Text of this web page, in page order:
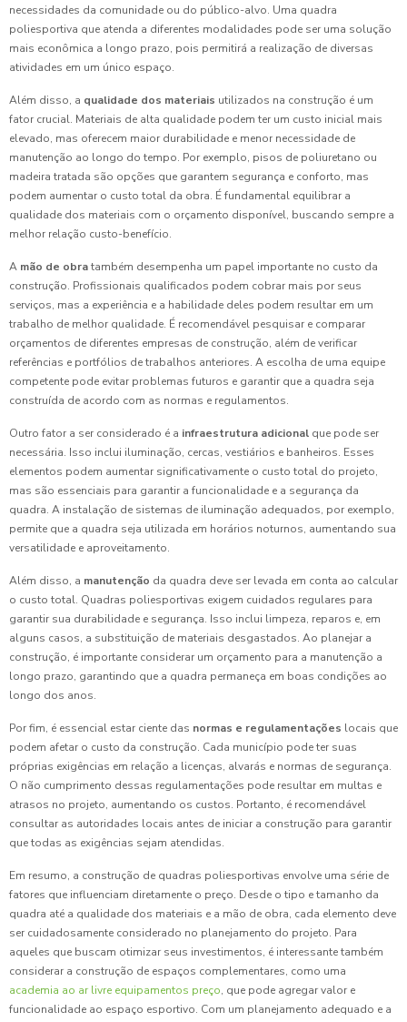
necessidades da comunidade ou do público-alvo. Uma quadra
poliesportiva que atenda a diferentes modalidades pode ser uma solução
mais econômica a longo prazo, pois permitirá a realização de diversas
atividades em um único espaço.
Além disso, a qualidade dos materiais utilizados na construção é um
fator crucial. Materiais de alta qualidade podem ter um custo inicial mais
elevado, mas oferecem maior durabilidade e menor necessidade de
manutenção ao longo do tempo. Por exemplo, pisos de poliuretano ou
madeira tratada são opções que garantem segurança e conforto, mas
podem aumentar o custo total da obra. É fundamental equilibrar a
qualidade dos materiais com o orçamento disponível, buscando sempre a
melhor relação custo-benefício.
A mão de obratambém desempenha um papel importante no custo da
construção. Profissionais qualificados podem cobrar mais por seus
serviços, mas a experiência e a habilidade deles podem resultar em um
trabalho de melhor qualidade. É recomendável pesquisar e comparar
orçamentos de diferentes empresas de construção, além de verificar
referências e portfólios de trabalhos anteriores. A escolha de uma equipe
competente pode evitar problemas futuros e garantir que a quadra seja
construída de acordo com as normas e regulamentos.
Outro fator a ser considerado é a infraestrutura adicional que pode ser
necessária. Isso inclui iluminação, cercas, vestiários e banheiros. Esses
elementos podem aumentar significativamente o custo total do projeto,
mas são essenciais para garantir a funcionalidade e a segurança da
quadra. A instalação de sistemas de iluminação adequados, por exemplo,
permite que a quadra seja utilizada em horários noturnos, aumentando sua
versatilidade e aproveitamento.
Além disso, a manutenção da quadra deve ser levada em conta ao calcular
o custo total. Quadras poliesportivas exigem cuidados regulares para
garantir sua durabilidade e segurança. Isso inclui limpeza, reparos e, em
alguns casos, a substituição de materiais desgastados. Ao planejar a
construção, é importante considerar um orçamento para a manutenção a
longo prazo, garantindo que a quadra permaneça em boas condições ao
longo dos anos.
Por fim, é essencial estar ciente das normas e regulamentações locais que
podem afetar o custo da construção. Cada município pode ter suas
próprias exigências em relação a licenças, alvarás e normas de segurança.
O não cumprimento dessas regulamentações pode resultar em multas e
atrasos no projeto, aumentando os custos. Portanto, é recomendável
consultar as autoridades locais antes de iniciar a construção para garantir
que todas as exigências sejam atendidas.
Em resumo, a construção de quadras poliesportivas envolve uma série de
fatores que influenciam diretamente o preço. Desde o tipo e tamanho da
quadra até a qualidade dos materiais e a mão de obra, cada elemento deve
ser cuidadosamente considerado no planejamento do projeto. Para
aqueles que buscam otimizar seus investimentos, é interessante também
considerar a construção de espaços complementares, como uma
academia ao ar livre equipamentos preço, que pode agregar valor e
funcionalidade ao espaço esportivo. Com um planejamento adequado e a